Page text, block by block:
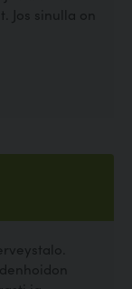
Jos sinulla on